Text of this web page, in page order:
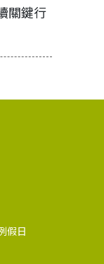
關鍵行
假日